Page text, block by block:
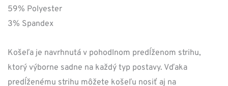
59% Polyester
3% Spandex
Košeľa je navrhnutá v pohodlnom predĺženom strihu,
ktorý výborne sadne na každý typ postavy. Vďaka
predĺženému strihu môžete košeľu nosiť aj na